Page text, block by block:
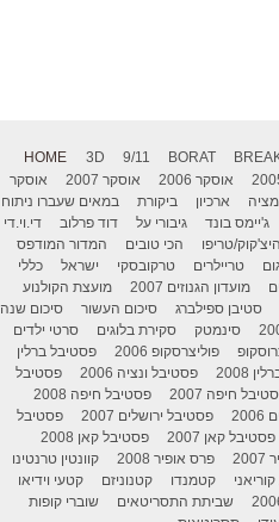
HOME 3D 9/11 BORAT
אוסקר 2006 אוסקר 2007
אוסקר
ארכיון ביקורת
במאים שעברו ניתוח
ג'יימס בונד גיבורי על דוד פרלוב
די.וי.די
היצ'קוק/טריפו הכי טובים
המדור המודפס
טריילרים טרקובסקי ישראל
כללי
מועדון הגנוזים 2007
מועצת הקולנוע
סטיבן ספילברג סיכום העשור
סיכום שנה
סינמטק סקירת בלוגים
סרטי ילדים
פוליצרסקופ 2006
פסטיבל ברלין
2008 פסטיבל ונציה 2006
פסטיבל
חיפה 2007
פסטיבל חיפה 2008
פסטיבל ירושלים 2007
פסטיבל
פסטיבל קאן 2007
פסטיבל קאן 2008
פרס אופיר 2008
קוונטין טרנטינו
קטמנדו קטנוניזם
קטעי וידיאו
שביתת התסריטאים
שוברי קופות